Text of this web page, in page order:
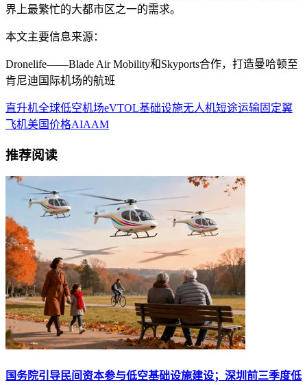
界上最繁忙的大都市区之一的需求。
本文主要信息来源：
Dronelife——Blade Air Mobility和Skyports合作，打造曼哈顿至
肯尼迪国际机场的航班
直升机全球低空机场eVTOL基础设施无人机短途运输固定翼
飞机美国价格AIAAM
推荐阅读
国务院引导民间资本参与低空基础设施建设；深圳前三季度低